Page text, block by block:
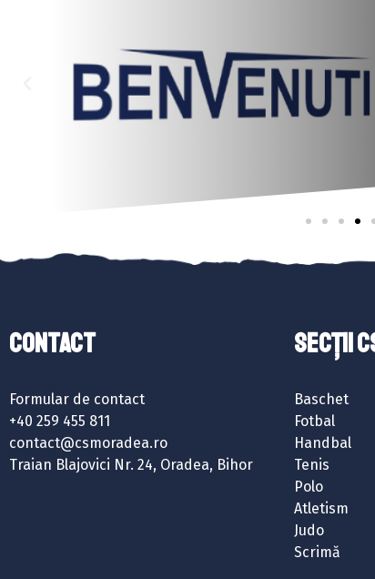
Contact
Formular de contact
+40 259 455 811
contact@csmoradea.ro
Traian Blajovici Nr. 24, Oradea, Bihor
SECȚII
Baschet
Fotbal
Handbal
Tenis
Polo
Atletism
Judo
Scrimă